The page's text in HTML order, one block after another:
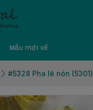
Mẫu mới về
#5328 Pha lê nón (5301)